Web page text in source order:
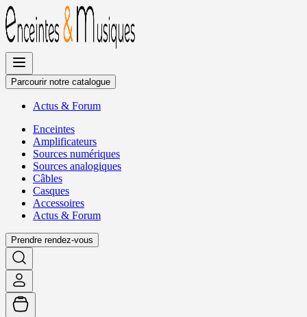
Allez
au
contenu
Parcourir notre catalogue
Actus & Forum
Enceintes
Amplificateurs
Sources numériques
Sources analogiques
Câbles
Casques
Accessoires
Actus & Forum
Prendre rendez-vous